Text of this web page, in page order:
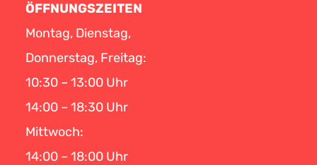
ÖFFNUNGSZEITEN
Montag, Dienstag,
Donnerstag, Freitag:
10:30 – 13:00 Uhr
14:00 – 18:30 Uhr
Mittwoch:
14:00 – 18:00 Uhr